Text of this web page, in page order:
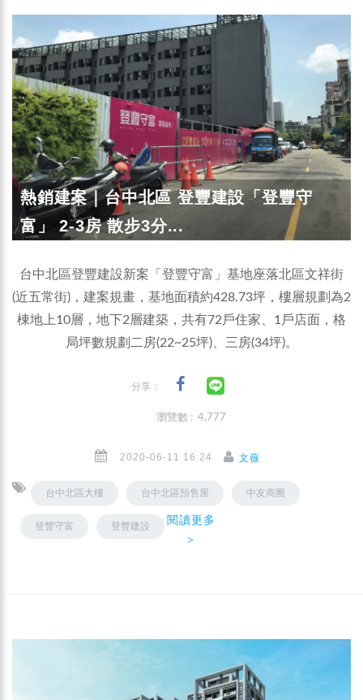
熱銷建案｜台中北區 登豐建設「登豐守
富」 2-3房 散步3分...
台中北區登豐建設新案「登豐守富」基地座落北區文祥街
(近五常街)，建案規畫，基地面積約428.73坪，樓層規劃為2
棟地上10層，地下2層建築，共有72戶住家、1戶店面，格
局坪數規劃二房(22~25坪)、三房(34坪)。
分享：
瀏覽數 : 4,777
2020-06-11 16:24 文薇
台中北區大樓 台中北區預售屋 中友商圈
登豐守富 登豐建設
閱讀更多
＞